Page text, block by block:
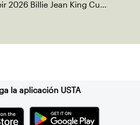
2026 Billie Jean King Cup
la aplicación USTA